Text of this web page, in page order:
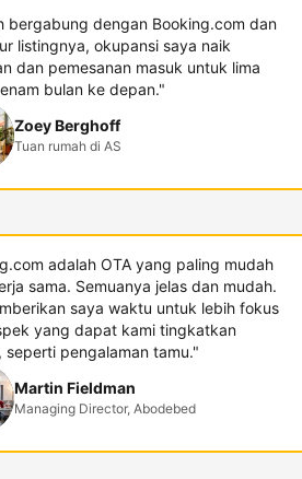
bergabung dengan Booking.com dan
listingnya, okupansi saya naik
dan pemesanan masuk untuk lima
bulan ke depan."
Zoey Berghoff
Tuan rumah di AS
adalah OTA yang paling mudah
sama. Semuanya jelas dan mudah.
saya waktu untuk lebih fokus
yang dapat kami tingkatkan
seperti pengalaman tamu."
Martin Fieldman
Managing Director, Abodebed